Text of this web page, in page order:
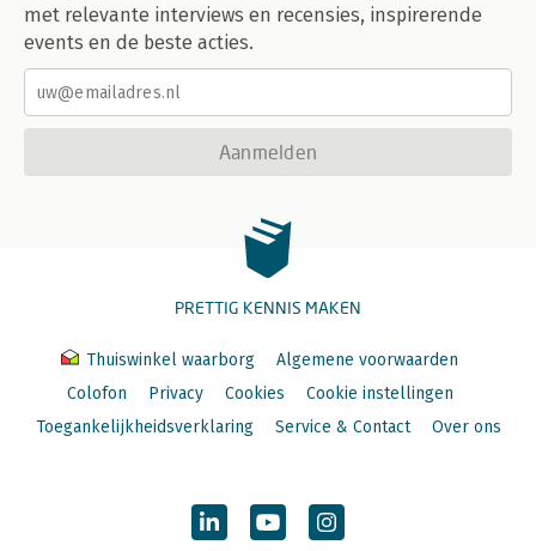
met relevante interviews en recensies, inspirerende
events en de beste acties.
Aanmelden
PRETTIG KENNIS MAKEN
Thuiswinkel waarborg
Algemene voorwaarden
Colofon
Privacy Cookies
Cookie instellingen
Toegankelijkheidsverklaring
Service & Contact Over ons